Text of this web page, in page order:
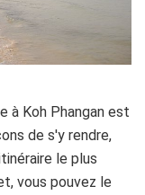
à Koh Phangan est
de s'y rendre,
le plus
vous pouvez le